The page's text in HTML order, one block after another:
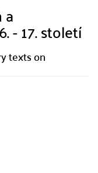
- 17. století
texts on